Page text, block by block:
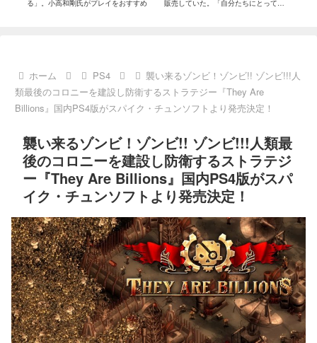
る」。小高和剛氏がプレイをおすすめ 販売していた。「自分たちにとっては
流通だった」
ホーム PS4
襲い来るゾンビ！ゾンビ!! ゾンビ!!!人
類最後のコロニーを建設し防衛するストラテジー『They Are
Billions』国内PS4版がスパイク・チュンソフトより発売決定！
襲い来るゾンビ！ゾンビ!! ゾンビ!!!人類最
後のコロニーを建設し防衛するストラテジ
ー『They Are Billions』国内PS4版がスパ
イク・チュンソフトより発売決定！